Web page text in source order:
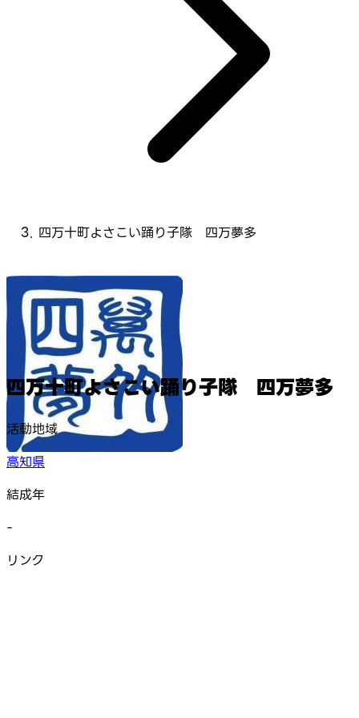
四万十町よさこい踊り子隊 四万夢多
四万十町よさこい踊り子隊 四万夢多
活動地域
高知県
結成年
-
リンク